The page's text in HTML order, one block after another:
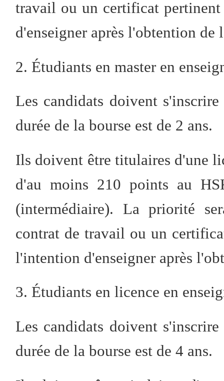
travail ou un certificat
d'enseigner après l'obtention de
2. Étudiants en master en
Les candidats doivent
durée de la bourse est de 2 ans.
Ils doivent être titulaires d'une
d'au moins 210 points au
(intermédiaire). La priorité
contrat de travail ou un
l'intention d'enseigner après
3. Étudiants en licence en
Les candidats doivent
durée de la bourse est de 4 ans.